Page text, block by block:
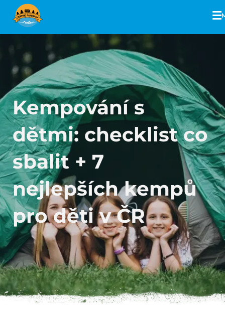
Kempování s
dětmi: checklist co
sbalit + 7
nejlepších kempů
pro děti v ČR